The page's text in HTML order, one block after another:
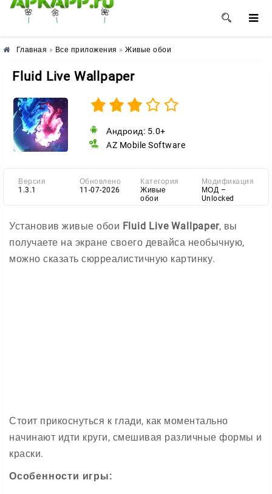
🌸 🌼 🌺
Главная » Все приложения » Живые обои
Fluid Live Wallpaper
Андроид: 5.0+
AZ Mobile Software
Версия
1.3.1
Обновлено
11-07-2026
Категория
Живые
обои
Модификация
МОД –
Unlocked
Установив живые обои Fluid Live Wallpaper, вы
получаете на экране своего девайса необычную,
можно сказать сюрреалистичную картинку.
Стоит прикоснуться к глади, как моментально
начинают идти круги, смешивая различные формы и
краски.
Особенности игры: